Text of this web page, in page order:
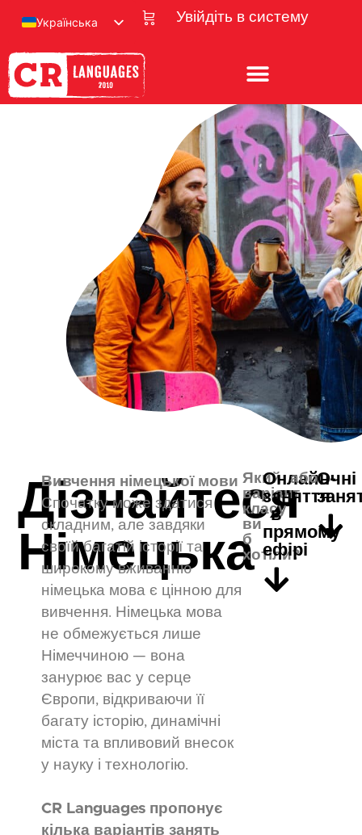
Увійдіть в систему
Українська
Дізнайтеся
Німецька
Вивчення німецької мови
Спочатку може здатися
складним, але завдяки
своїй багатій історії та
широкому вживанню
німецька мова є цінною для
вивчення. Німецька мова
не обмежується лише
Німеччиною — вона
занурює вас у серце
Європи, відкриваючи її
багату історію, динамічні
міста та впливовий внесок
у науку і технологію.
CR Languages пропонує
кілька варіантів занять
Який
варіант
класу
ви
б
хотіли?
Онлайн-
заняття
в
прямому
ефірі
абоОчні